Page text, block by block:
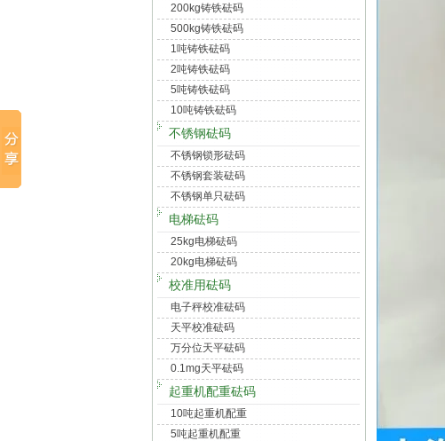
200kg铸铁砝码
500kg铸铁砝码
1吨铸铁砝码
2吨铸铁砝码
5吨铸铁砝码
10吨铸铁砝码
不锈钢砝码
不锈钢锁形砝码
不锈钢套装砝码
不锈钢单只砝码
电梯砝码
25kg电梯砝码
20kg电梯砝码
校准用砝码
电子秤校准砝码
天平校准砝码
万分位天平砝码
0.1mg天平砝码
起重机配重砝码
10吨起重机配重
5吨起重机配重